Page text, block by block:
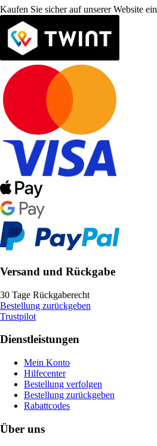
Kaufen Sie sicher auf unserer Website ein
Versand und Rückgabe
30 Tage Rückgaberecht
Bestellung zurückgeben
Trustpilot
Dienstleistungen
Mein Konto
Hilfecenter
Bestellung verfolgen
Bestellung zurückgeben
Rabattcodes
Über uns